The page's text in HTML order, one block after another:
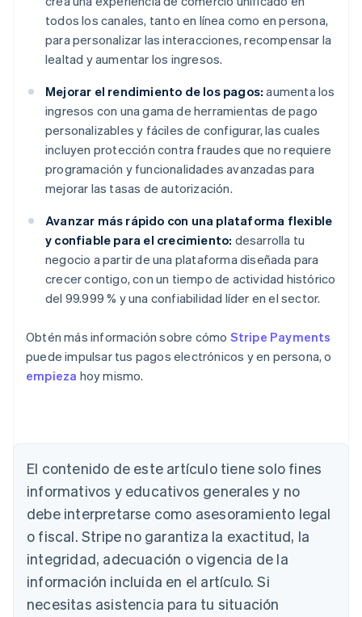
todos los canales, tanto en línea como en persona,
para personalizar las interacciones, recompensar la
lealtad y aumentar los ingresos.
Mejorar el rendimiento de los pagos: aumenta los
ingresos con una gama de herramientas de pago
personalizables y fáciles de configurar, las cuales
incluyen protección contra fraudes que no requiere
programación y funcionalidades avanzadas para
mejorar las tasas de autorización.
Avanzar más rápido con una plataforma flexible
y confiable para el crecimiento: desarrolla tu
negocio a partir de una plataforma diseñada para
crecer contigo, con un tiempo de actividad histórico
del 99.999 % y una confiabilidad líder en el sector.
Obtén más información sobre cómo Stripe Payments
puede impulsar tus pagos electrónicos y en persona, o
empieza hoy mismo.
El contenido de este artículo tiene solo fines
informativos y educativos generales y no
debe interpretarse como asesoramiento legal
o fiscal. Stripe no garantiza la exactitud, la
integridad, adecuación o vigencia de la
información incluida en el artículo. Si
necesitas asistencia para tu situación
Australia
Austria
DeutschEnglish
Bélgica
Nederlands Français Deutsch English
Brasil
Português English
Bulgaria
English
Canadá